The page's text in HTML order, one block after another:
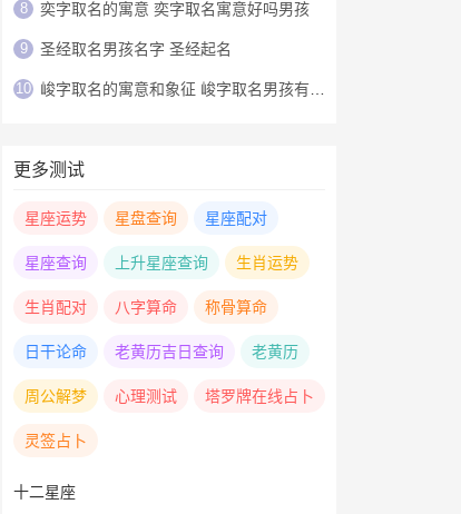
8 奕字取名的寓意 奕字取名寓意好吗男孩
9 圣经取名男孩名字 圣经起名
10 峻字取名的寓意和象征 峻字取名男孩有寓意
更多测试
星座运势 星盘查询 星座配对
星座查询 上升星座查询 生肖运势
生肖配对 八字算命 称骨算命
日干论命 老黄历吉日查询 老黄历
周公解梦 心理测试 塔罗牌在线占卜
灵签占卜
十二星座